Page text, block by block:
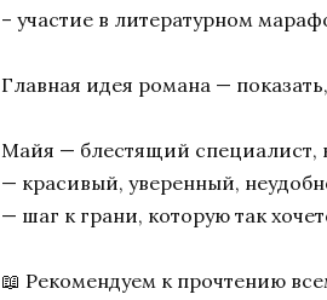
– участие в литературном
Главная идея романа —
Майя — блестящий специалист,
— красивый, уверенный,
— шаг к грани, которую так
📖 Рекомендуем к прочтению